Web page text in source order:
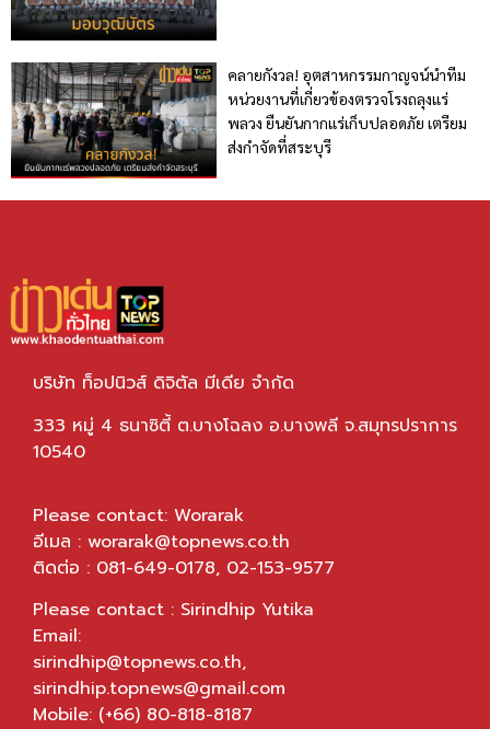
คลายกังวล! อุตสาหกรรมกาญจน์นำทีม
หน่วยงานที่เกี่ยวข้องตรวจโรงถลุงแร่
พลวง ยืนยันกากแร่เก็บปลอดภัย เตรียม
ส่งกำจัดที่สระบุรี
บริษัท ท็อปนิวส์ ดิจิตัล มีเดีย จำกัด
333 หมู่ 4 ธนาซิตี้ ต.บางโฉลง อ.บางพลี จ.สมุทรปราการ
10540
Please contact: Worarak
อีเมล : worarak@topnews.co.th
ติดต่อ : 081-649-0178, 02-153-9577
Please contact : Sirindhip Yutika
Email:
sirindhip@topnews.co.th,
sirindhip.topnews@gmail.com
Mobile: (+66) 80-818-8187